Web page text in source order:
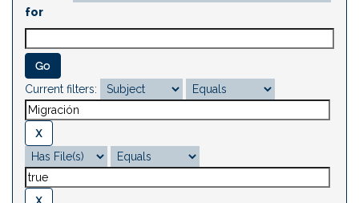
for
Current filters: